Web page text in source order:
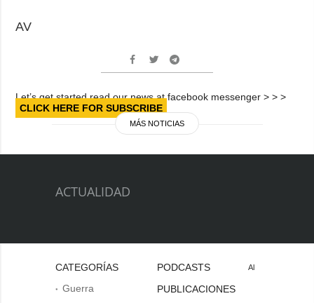
AV
Let’s get started read our news at facebook messenger > > >
CLICK HERE FOR SUBSCRIBE
MÁS NOTICIAS
ACTUALIDAD
CATEGORÍAS
Guerra
PODCASTS
PUBLICACIONES
Al